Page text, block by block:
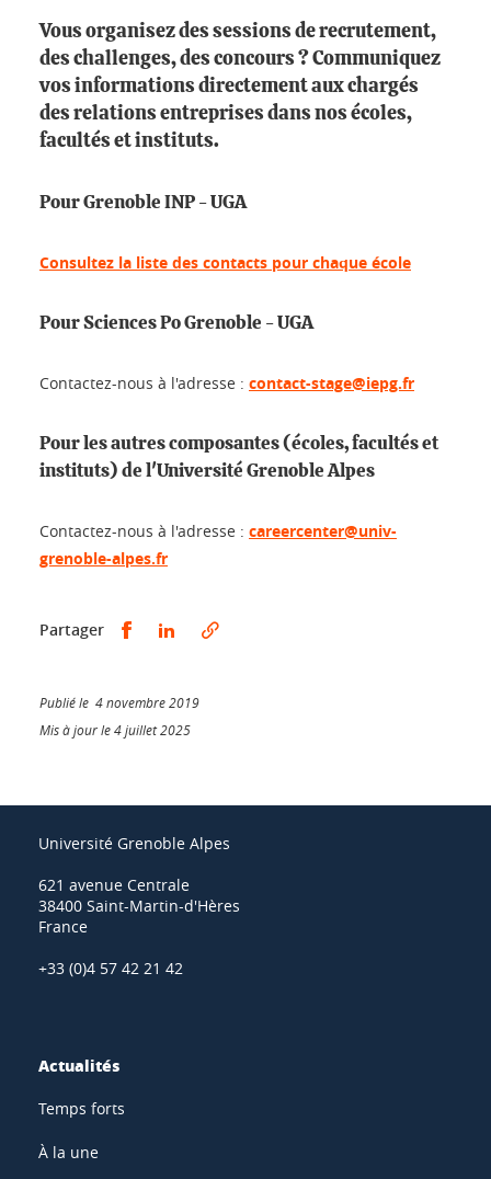
Vous organisez des sessions de recrutement,
des challenges, des concours ? Communiquez
vos informations directement aux chargés
des relations entreprises dans nos écoles,
facultés et instituts.
Pour Grenoble INP - UGA
Consultez la liste des contacts pour chaque école
Pour Sciences Po Grenoble - UGA
Contactez-nous à l'adresse : contact-stage@iepg.fr
Pour les autres composantes (écoles, facultés et
instituts) de l'Université Grenoble Alpes
Contactez-nous à l'adresse : careercenter@univ-
grenoble-alpes.fr
Partager Partager sur Facebook
Partager sur LinkedIn
Publié le 4 novembre 2019
Mis à jour le 4 juillet 2025
Université Grenoble Alpes
621 avenue Centrale
38400 Saint-Martin-d'Hères
France
+33 (0)4 57 42 21 42
Actualités
Temps forts
À la une